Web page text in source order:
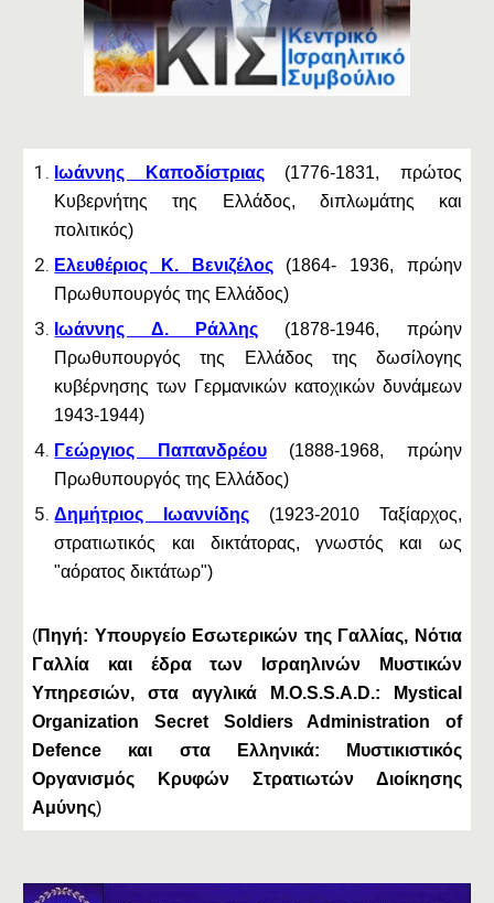
Ιωάννης Καποδίστριας(1776-1831, πρώτος
Κυβερνήτης της Ελλάδος, διπλωμάτης και
πολιτικός)
Ελευθέριος Κ. Βενιζέλος(1864- 1936, πρώην
Πρωθυπουργός της Ελλάδος)
Ιωάννης Δ. Ράλλης (1878-1946, πρώην
Πρωθυπουργός της Ελλάδος της δωσίλογης
κυβέρνησης των Γερμανικών κατοχικών δυνάμεων
1943-1944)
Γεώργιος Παπανδρέου(1888-1968, πρώην
Πρωθυπουργός της Ελλάδος)
Δημήτριος Ιωαννίδης (1923-2010 Ταξίαρχος,
στρατιωτικός και δικτάτορας, γνωστός και ως
"αόρατος δικτάτωρ")
(Πηγή: Υπουργείο Εσωτερικών της Γαλλίας, Νότια
Γαλλία και έδρα των Ισραηλινών Μυστικών
Υπηρεσιών, στα αγγλικά M.O.S.S.A.D.: Mystical
Organization Secret Soldiers Administration of
Defence και στα Ελληνικά: Μυστικιστικός
Οργανισμός Κρυφών Στρατιωτών Διοίκησης
Αμύνης)